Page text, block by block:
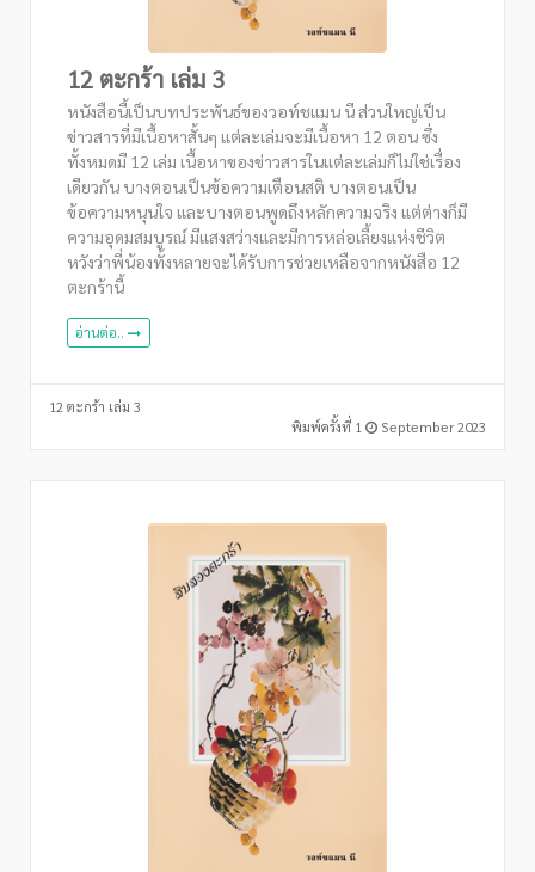
12 ตะกร้า เล่ม 3
หนังสือนี้เป็นบทประพันธ์ของวอท์ชแมน นี ส่วนใหญ่เป็น
ข่าวสารที่มีเนื้อหาสั้นๆ แต่ละเล่มจะมีเนื้อหา 12 ตอน ซึ่ง
ทั้งหมดมี 12 เล่ม เนื้อหาของข่าวสารในแต่ละเล่มก็ไม่ใช่เรื่อง
เดียวกัน บางตอนเป็นข้อความเตือนสติ บางตอนเป็น
ข้อความหนุนใจ และบางตอนพูดถึงหลักความจริง แต่ต่างก็มี
ความอุดมสมบูรณ์ มีแสงสว่างและมีการหล่อเลี้ยงแห่งชีวิต
หวังว่าพี่น้องทั้งหลายจะได้รับการช่วยเหลือจากหนังสือ 12
ตะกร้านี้
อ่านต่อ..
12 ตะกร้า เล่ม 3
พิมพ์ครั้งที่ 1
September 2023